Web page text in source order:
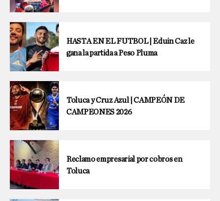
HASTA EN EL FUTBOL | Eduin Caz le
gana la partida a Peso Pluma
Toluca y Cruz Azul | CAMPEÓN DE
CAMPEONES 2026
Reclamo empresarial por cobros en
Toluca